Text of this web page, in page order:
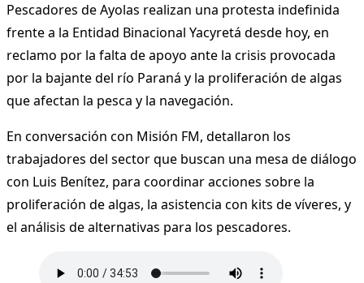
Pescadores de Ayolas realizan una protesta indefinida
frente a la Entidad Binacional Yacyretá desde hoy, en
reclamo por la falta de apoyo ante la crisis provocada
por la bajante del río Paraná y la proliferación de algas
que afectan la pesca y la navegación.
En conversación con Misión FM, detallaron los
trabajadores del sector que buscan una mesa de diálogo
con Luis Benítez, para coordinar acciones sobre la
proliferación de algas, la asistencia con kits de víveres, y
el análisis de alternativas para los pescadores.